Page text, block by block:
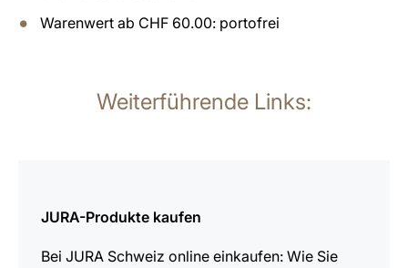
Warenwert ab CHF 60.00: portofrei
Weiterführende Links:
JURA-Produkte kaufen
Bei JURA Schweiz online einkaufen: Wie Sie